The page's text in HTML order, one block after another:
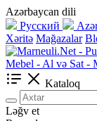
Azərbaycan dili
Русский
Xəritə Mağazalar
Kataloq
Ləğv et